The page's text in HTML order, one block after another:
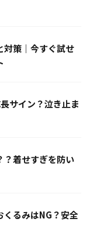
対策｜今すぐ試せ
サイン？泣き止ま
？着せすぎを防い
くるみはNG？安全